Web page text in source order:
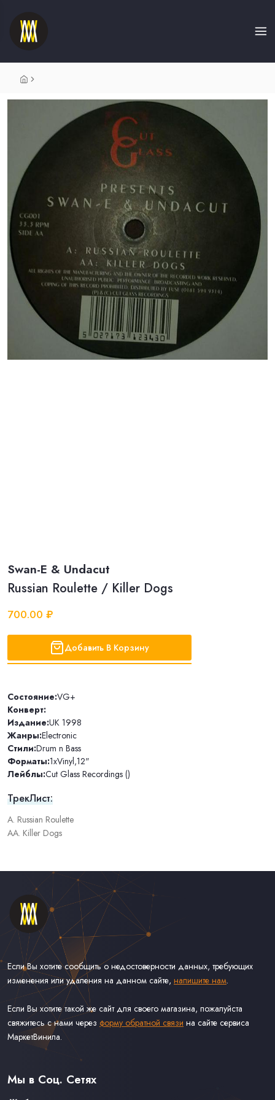
Swan-E & Undacut
Russian Roulette / Killer Dogs
700.00 ₽
Добавить В Корзину
Состояние:VG+
Конверт:
Издание:UK 1998
Жанры:Electronic
Стили:Drum n Bass
Форматы:1xVinyl,12"
Лейблы:Cut Glass Recordings ()
ТрекЛист:
A. Russian Roulette
AA. Killer Dogs
Если Вы хотите сообщить о недостоверности данных, требующих
изменения или удаления на данном сайте, напишите нам.
Если Вы хотите такой же сайт для своего магазина, пожалуйста
свяжитесь с нами через форму обратной связи на сайте сервиса
МаркетВинила.
Каталог Винила, CD и Кассет
Доставка и Оплата
Связаться С Нами
Мы в Соц. Сетях